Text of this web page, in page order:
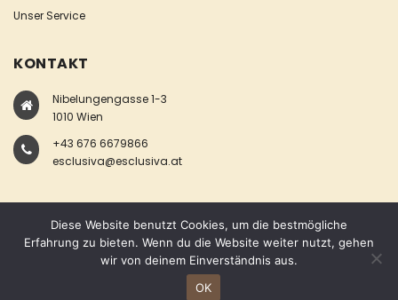
Unser Service
KONTAKT
Nibelungengasse 1-3
1010 Wien
+43 676 6679866
esclusiva@esclusiva.at
COPYRIGHT © ESCLUSIVA
Diese Website benutzt Cookies, um die bestmögliche
Erfahrung zu bieten. Wenn du die Website weiter nutzt, gehen
wir von deinem Einverständnis aus.
OK